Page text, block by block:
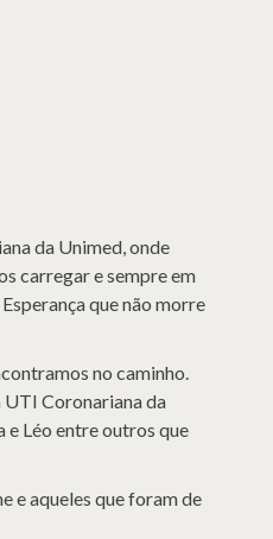
da Unimed, onde
carregar e sempre em
que não morre
no caminho.
UTI Coronariana da
e Léo entre outros que
e aqueles que foram de